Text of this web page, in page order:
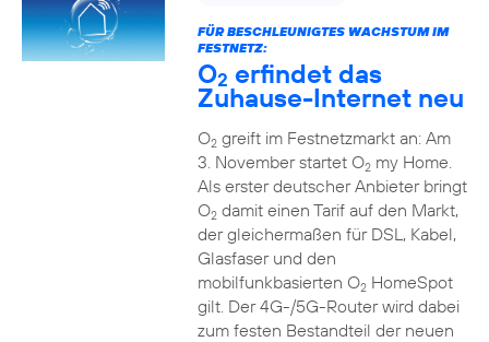
FÜR BESCHLEUNIGTES WACHSTUM IM
FESTNETZ:
O2 erfindet das
Zuhause-Internet neu
O2greift im Festnetzmarkt an: Am
3. November startet O2my Home.
Als erster deutscher Anbieter bringt
O2damit einen Tarif auf den Markt,
der gleichermaßen für DSL, Kabel,
Glasfaser und den
mobilfunkbasierten O2HomeSpot
gilt. Der 4G-/5G-Router wird dabei
zum festen Bestandteil der neuen